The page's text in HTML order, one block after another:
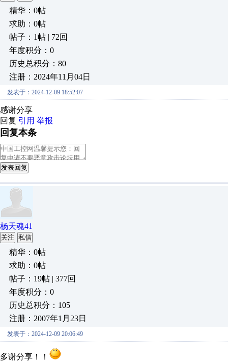
精华：0帖
求助：0帖
帖子：1帖 | 72回
年度积分：0
历史总积分：80
注册：2024年11月04日
发表于：2024-12-09 18:52:07
感谢分享
回复 引用 举报
回复本条
发表回复
杨天魂41
关注 私信
精华：0帖
求助：0帖
帖子：19帖 | 377回
年度积分：0
历史总积分：105
注册：2007年1月23日
发表于：2024-12-09 20:06:49
多谢分享！！